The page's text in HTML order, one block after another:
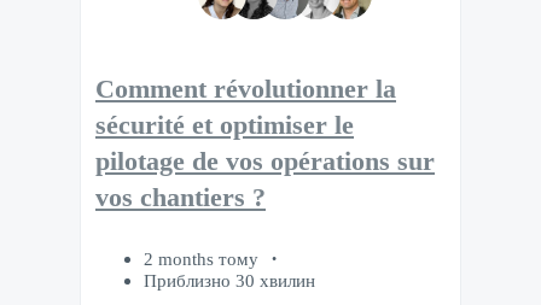
Comment révolutionner la
sécurité et optimiser le
pilotage de vos opérations sur
vos chantiers ?
2 months тому
Приблизно 30 хвилин